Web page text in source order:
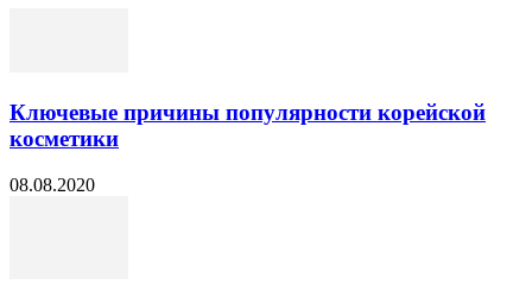
Ключевые причины популярности корейской
косметики
08.08.2020